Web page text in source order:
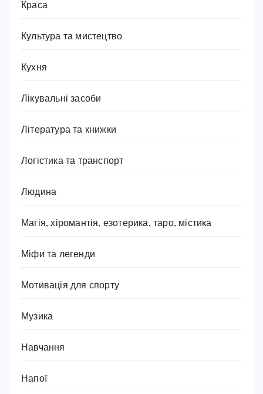
Краса
Культура та мистецтво
Кухня
Лікувальні засоби
Література та книжки
Логістика та транспорт
Людина
Магія, хіромантія, езотерика, таро, містика
Міфи та легенди
Мотивація для спорту
Музика
Навчання
Напої